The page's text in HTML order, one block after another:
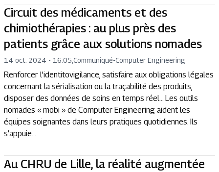
Circuit des médicaments et des
chimiothérapies : au plus près des
patients grâce aux solutions nomades
14 oct. 2024 - 16:05 Communiqué-Computer Engineering
Renforcer l’identitovigilance, satisfaire aux obligations légales
concernant la sérialisation ou la traçabilité des produits,
disposer des données de soins en temps réel… Les outils
nomades « mobi » de Computer Engineering aident les
équipes soignantes dans leurs pratiques quotidiennes. Ils
s’appuie...
Au CHRU de Lille, la réalité augmentée